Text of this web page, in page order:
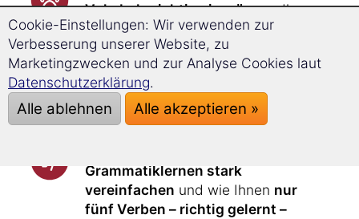
Vokabeln richtig einprägen, die
Vokabeln durch Assoziationsketten
bis zu dreimal schneller merken
und sie durch Wiederholungen zum
genau richtigen Zeitpunkt
wieder vergessen.
Grammatiklernen stark
vereinfachen und wie Ihnen nur
fünf Verben – richtig gelernt –
Cookie-Einstellungen: Wir verwenden zur
Verbesserung unserer Website, zu
Marketingzwecken und zur Analyse Cookies laut
Datenschutzerklärung.
Alle ablehnen Alle akzeptieren »